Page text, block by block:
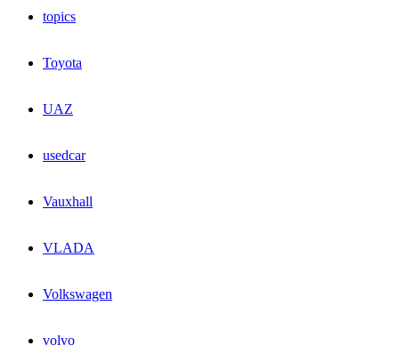
topics
Toyota
UAZ
usedcar
Vauxhall
VLADA
Volkswagen
volvo